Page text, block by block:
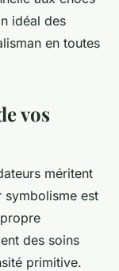
idéal des
en toutes
vos
méritent
symbolisme est
des soins
primitive.